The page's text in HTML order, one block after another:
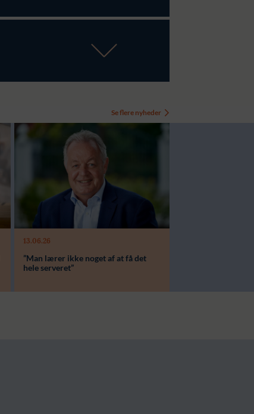
Se flere nyheder
13.06.26
”Man lærer ikke noget af at få det
hele serveret”